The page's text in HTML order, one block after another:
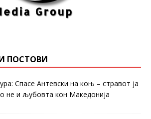
ПОСТОВИ
Спасе Антевски на коњ – стравот ја
не и љубовта кон Македонија